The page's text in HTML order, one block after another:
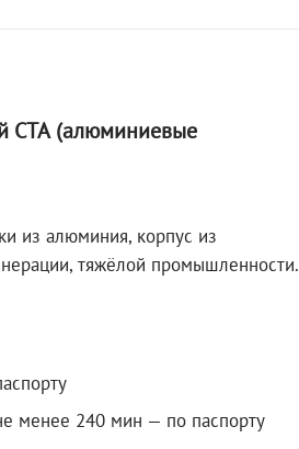
СТА (алюминиевые
из алюминия, корпус из
тяжёлой промышленности.
менее 240 мин — по паспорту